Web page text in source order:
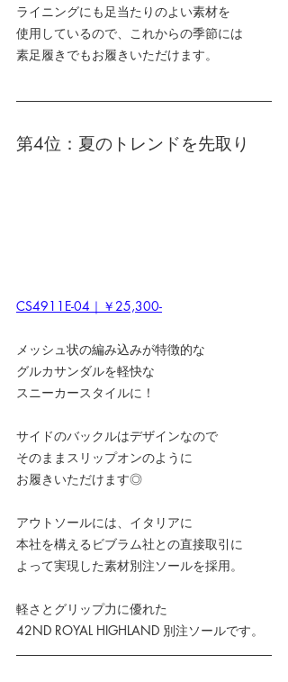
ライニングにも足当たりのよい素材を
使用しているので、これからの季節には
素足履きでもお履きいただけます。
第4位：夏のトレンドを先取り
CS4911E-04｜￥25,300-
メッシュ状の編み込みが特徴的な
グルカサンダルを軽快な
スニーカースタイルに！
サイドのバックルはデザインなので
そのままスリップオンのように
お履きいただけます◎
アウトソールには、イタリアに
本社を構えるビブラム社との直接取引に
よって実現した素材別注ソールを採用。
軽さとグリップ力に優れた
42ND ROYAL HIGHLAND 別注ソールです。